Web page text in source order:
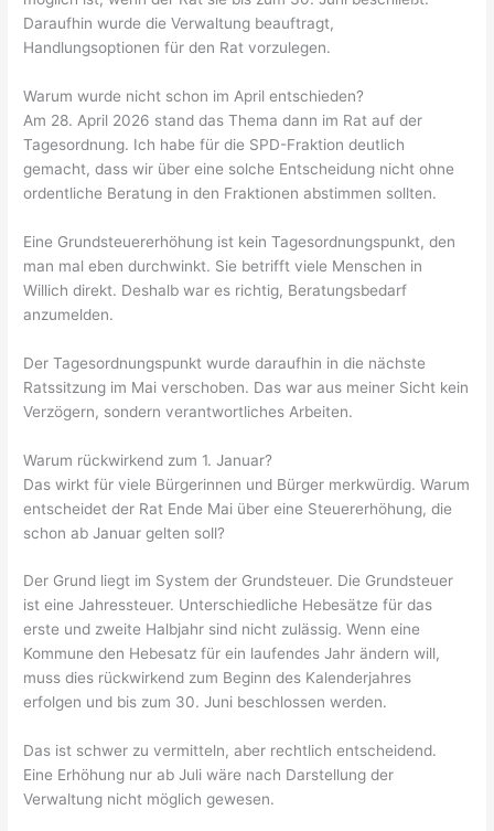
Daraufhin wurde die Verwaltung beauftragt,
Handlungsoptionen für den Rat vorzulegen.
Warum wurde nicht schon im April entschieden?
Am 28. April 2026 stand das Thema dann im Rat auf der
Tagesordnung. Ich habe für die SPD-Fraktion deutlich
gemacht, dass wir über eine solche Entscheidung nicht ohne
ordentliche Beratung in den Fraktionen abstimmen sollten.
Eine Grundsteuererhöhung ist kein Tagesordnungspunkt, den
man mal eben durchwinkt. Sie betrifft viele Menschen in
Willich direkt. Deshalb war es richtig, Beratungsbedarf
anzumelden.
Der Tagesordnungspunkt wurde daraufhin in die nächste
Ratssitzung im Mai verschoben. Das war aus meiner Sicht kein
Verzögern, sondern verantwortliches Arbeiten.
Warum rückwirkend zum 1. Januar?
Das wirkt für viele Bürgerinnen und Bürger merkwürdig. Warum
entscheidet der Rat Ende Mai über eine Steuererhöhung, die
schon ab Januar gelten soll?
Der Grund liegt im System der Grundsteuer. Die Grundsteuer
ist eine Jahressteuer. Unterschiedliche Hebesätze für das
erste und zweite Halbjahr sind nicht zulässig. Wenn eine
Kommune den Hebesatz für ein laufendes Jahr ändern will,
muss dies rückwirkend zum Beginn des Kalenderjahres
erfolgen und bis zum 30. Juni beschlossen werden.
Das ist schwer zu vermitteln, aber rechtlich entscheidend.
Eine Erhöhung nur ab Juli wäre nach Darstellung der
Verwaltung nicht möglich gewesen.